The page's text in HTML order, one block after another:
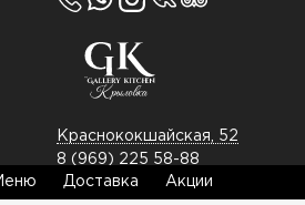
Доставка Акции
Краснококшайская, 52
8 (969) 225 58-88